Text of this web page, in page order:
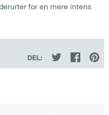
for en mere intens
DEL: